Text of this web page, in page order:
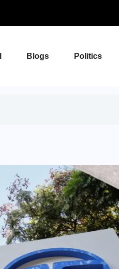
Blogs Politics